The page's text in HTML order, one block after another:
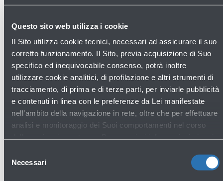
Questo sito web utilizza i cookie
Il Sito utilizza cookie tecnici, necessari ad assicurare il suo
corretto funzionamento. Il Sito, previa acquisizione di Suo
specifico ed inequivocabile consenso, potrà inoltre
utilizzare cookie analitici, di profilazione e altri strumenti di
tracciamento, di prima e di terze parti, per inviarle pubblicità
e contenuti in linea con le preferenze da Lei manifestate
nell’ambito della navigazione in rete, oltre che per effettuare
analisi e monitoraggio dei Suoi comportamenti nel corso
La preghiamo di consultare l'
delNecessari
recante la descrizione delle misure vigenti e già attuate
prodotto dai velivoli nel quadro dell’approccio
equilibrato introducendo specifici presìdi e misure per
la gestione e mitigazione del rischio ed impatto
“rumore”, anche in considerazione del futuro sviluppo
sostenibile dello scalo.
Le osservazioni, le proposte e gli elementi informativi
in genere che saranno trasmessi alla Società di
gestione aeroportuale al fine di consentirle di acquisire
definizione dell’insieme delle misure da proporre alle